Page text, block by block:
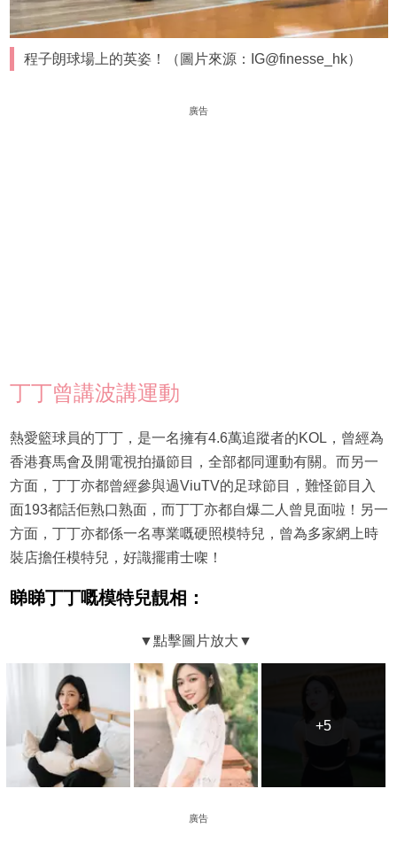
程子朗球場上的英姿！（圖片來源：IG@finesse_hk）
廣告
丁丁曾講波講運動
熱愛籃球員的丁丁，是一名擁有4.6萬追蹤者的KOL，曾經為
香港賽馬會及開電視拍攝節目，全部都同運動有關。而另一
方面，丁丁亦都曾經參與過ViuTV的足球節目，難怪節目入
面193都話佢熟口熟面，而丁丁亦都自爆二人曾見面啦！另一
方面，丁丁亦都係一名專業嘅硬照模特兒，曾為多家網上時
裝店擔任模特兒，好識擺甫士㗎！
睇睇丁丁嘅模特兒靚相：
+5
+5
廣告